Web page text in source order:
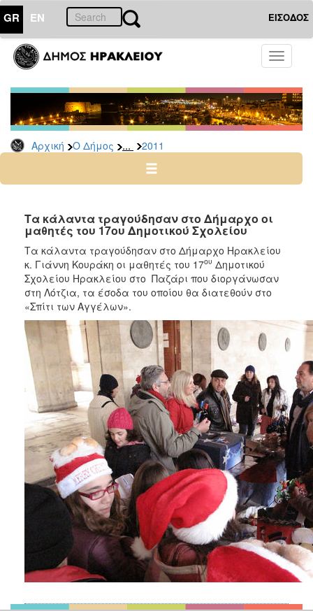
GR EN ΕΙΣΟΔΟΣ
Toggle
Αρχική Ο Δήμος ... 2011
ΔΗΜΟΣ
Δελτία
Τύπου
Αρχείο
2026
2024
2022
2021
2020
2019
2018
2017
2016
2015
2013
2012
2011
2010
2006
ΠΟΛΙΤΙΣΜΟΣ
Τα κάλαντα τραγούδησαν στο Δήμαρχο οι
μαθητές του 17ου Δημοτικού Σχολείου
Τα κάλαντα τραγούδησαν στο Δήμαρχο Ηρακλείου
κ. Γιάννη Κουράκη οι μαθητές του 17ου Δημοτικού
Σχολείου Ηρακλείου στο Παζάρι που διοργάνωσαν
στη Λότζια, τα έσοδα του οποίου θα διατεθούν στο
«Σπίτι των Αγγέλων».